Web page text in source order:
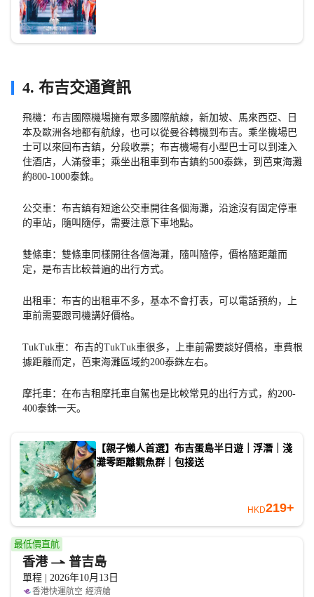
4. 布吉交通資訊
飛機：布吉國際機場擁有眾多國際航線，新加坡、馬來西亞、日
本及歐洲各地都有航線，也可以從曼谷轉機到布吉。乘坐機場巴
士可以來回布吉鎮，分段收票；布吉機場有小型巴士可以到達入
住酒店，人滿發車；乘坐出租車到布吉鎮約500泰銖，到芭東海灘
約800-1000泰銖。
公交車：​布吉鎮有短途公交車開往各個海灘，沿途沒有固定停車
的車站，隨叫隨停，需要注意下車地點。
雙條車：雙條車同樣開往各個海灘，隨叫隨停，價格隨距離而
定，是布吉比較普遍的出行方式。
出租車：布吉的出租車不多，基本不會打表，可以電話預約，上
車前需要跟司機講好價格。
TukTuk車：布吉的TukTuk車很多，上車前需要談好價格，車費根
據距離而定，芭東海灘區域約200泰銖左右。
摩托車：在布吉租摩托車自駕也是比較常見的出行方式，約200-
400泰銖一天。
【親子懶人首選】布吉蛋島半日遊｜浮潛｜淺
灘零距離觀魚群｜包接送
HKD219+
最低價直航
香港 普吉島
單程 | 2026年10月13日
香港快運航空 經濟艙